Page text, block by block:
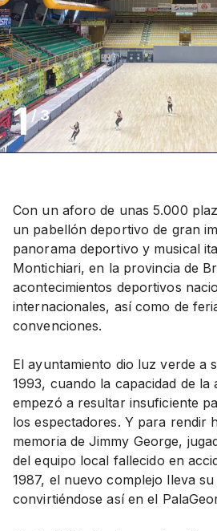
1/3
Con un aforo de unas 5.000
un pabellón deportivo de gran
panorama deportivo y musical
Montichiari, en la provincia de
acontecimientos deportivos
internacionales, así como de
convenciones.
El ayuntamiento dio luz verde a
1993, cuando la capacidad de
empezó a resultar insuficiente
los espectadores. Y para rendir
memoria de Jimmy George,
del equipo local fallecido en
1987, el nuevo complejo lleva
convirtiéndose así en el